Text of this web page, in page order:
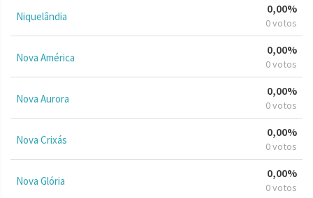
Niquelândia
0,00%
0 votos
Nova América
0,00%
0 votos
Nova Aurora
0,00%
0 votos
Nova Crixás
0,00%
0 votos
Nova Glória
0,00%
0 votos